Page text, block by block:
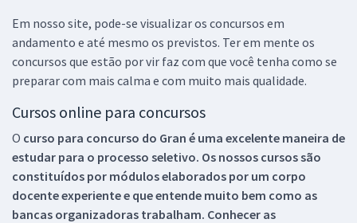
Em nosso site, pode-se visualizar os concursos em
andamento e até mesmo os previstos. Ter em mente os
concursos que estão por vir faz com que você tenha como se
preparar com mais calma e com muito mais qualidade.
Cursos online para concursos
O curso para concurso do Gran é uma excelente maneira de
estudar para o processo seletivo. Os nossos cursos são
constituídos por módulos elaborados por um corpo
docente experiente e que entende muito bem como as
bancas organizadoras trabalham. Conhecer as